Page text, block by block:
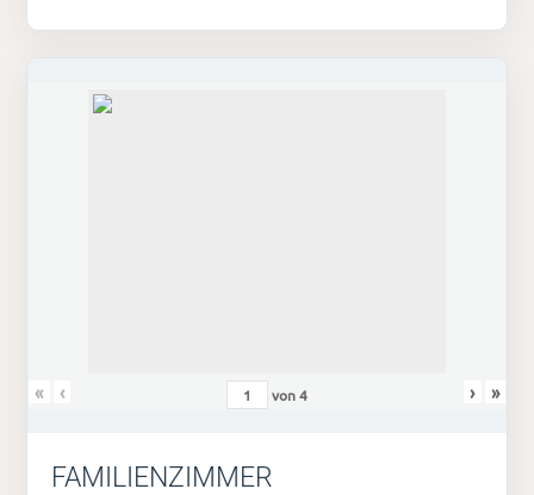
« ‹ von4 › »
FAMILIENZIMMER